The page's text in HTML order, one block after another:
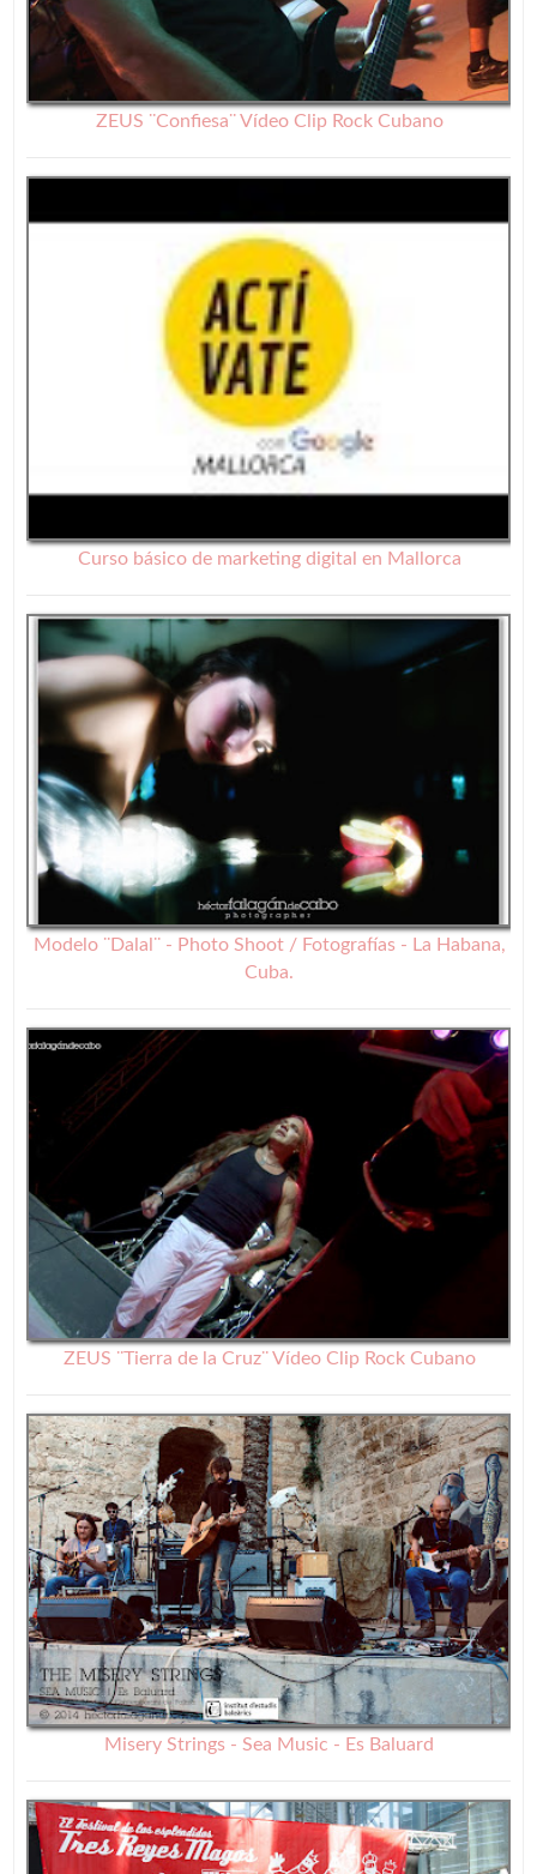
ZEUS ¨Confiesa¨ Vídeo Clip Rock Cubano
Curso básico de marketing digital en Mallorca
Modelo ¨Dalal¨ - Photo Shoot / Fotografías - La Habana,
Cuba.
ZEUS ¨Tierra de la Cruz¨ Vídeo Clip Rock Cubano
Misery Strings - Sea Music - Es Baluard